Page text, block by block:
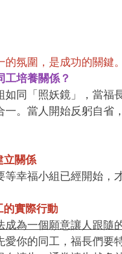
的氛圍，是成功的關鍵
工培養關係？
如同「照妖鏡」，當福
一。當人開始反躬自省
立關係
等幸福小組已經開始，
的實際行動
成為一個願意讓人跟隨
愛你的同工，福長們要